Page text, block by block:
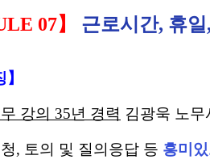
07】 근로시간, 휴
】
강의 35년 경력 김광욱 노무
, 토의 및 질의응답 등 흥미